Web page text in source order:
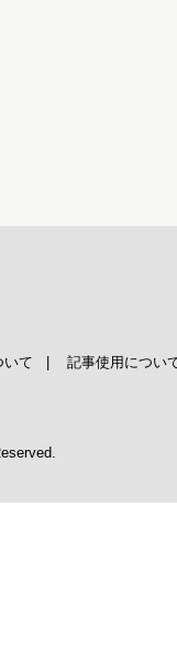
いて 記事使用につい